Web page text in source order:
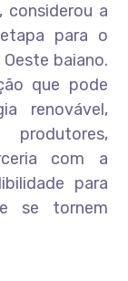
considerou a
para o
baiano.
que pode
renovável,
com a
para
se tornem